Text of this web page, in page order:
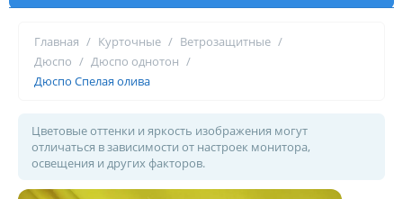
Главная / Курточные / Ветрозащитные /
Дюспо / Дюспо однотон /
Дюспо Спелая олива
Цветовые оттенки и яркость изображения могут
отличаться в зависимости от настроек монитора,
освещения и других факторов.